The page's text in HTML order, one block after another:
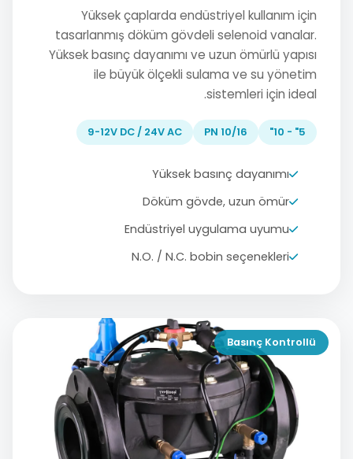
Yüksek çaplarda endüstriyel kullanım için
tasarlanmış döküm gövdeli selenoid vanalar.
Yüksek basınç dayanımı ve uzun ömürlü yapısı
ile büyük ölçekli sulama ve su yönetim
sistemleri için ideal.
5" - 10"
PN 10/16
9-12V DC / 24V AC
Yüksek basınç dayanımı
Döküm gövde, uzun ömür
Endüstriyel uygulama uyumu
N.O. / N.C. bobin seçenekleri
Basınç Kontrollü